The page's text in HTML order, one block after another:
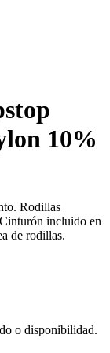
10%
Rodillas
incluido en
de rodillas.
o disponibilidad.